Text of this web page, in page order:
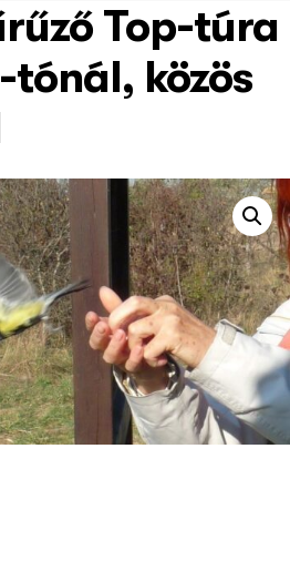
Top-túra
tónál, közös